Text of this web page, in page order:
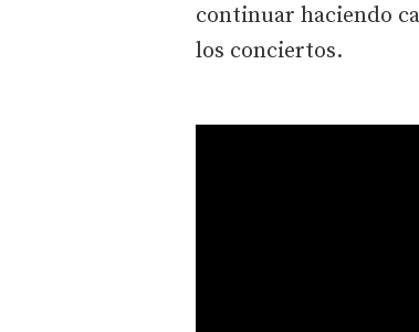
continuar haciendo
los conciertos.